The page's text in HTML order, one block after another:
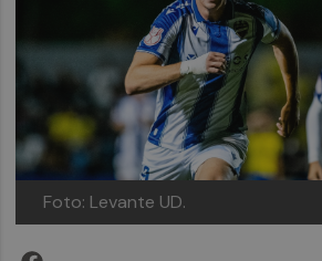
Foto: Levante UD.